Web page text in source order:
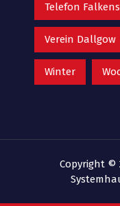
Telefon
Verein Dallgow
Winter
Copyright ©